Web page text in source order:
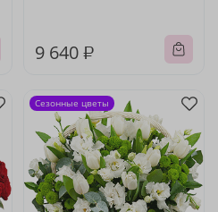
9 640 ₽
Сезонные цветы